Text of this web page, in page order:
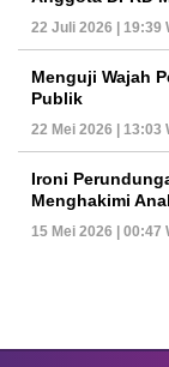
22 Juli 2026 | 19:39
Menguji Wajah
Publik
22 Mei 2026 | 13:03
Ironi
Menghakimi
15 Mei 2026 | 00:47